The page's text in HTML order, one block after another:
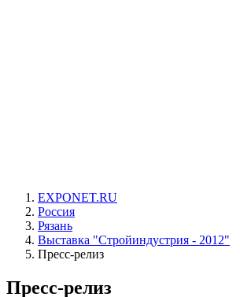
EXPONET.RU
Россия
Рязань
Выставка "Стройиндустрия - 2012"
Пресс-релиз
Пресс-релиз